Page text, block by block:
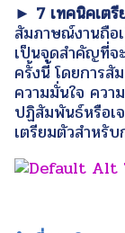
► 7 เทคนิคเต
สัมภาษณ์งานถือ
เป็นจุดสำคัญที่จะ
ครั้งนี้ โดยการ
ความมั่นใจ ควา
ปฏิสัมพันธ์หรือเ
เตรียมตัวสำหรั